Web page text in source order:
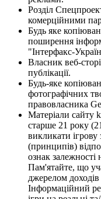
Розділ
комерційними
Будь яке
поширення
"Інтерфакс-
Власник веб-
публікації.
Будь-яке
фотографічних
правовласника
Матеріали сайту
старше 21 року
викликати
(принципів)
ознак залежності
Пам'ятайте, що
джерелом
Інформаційний